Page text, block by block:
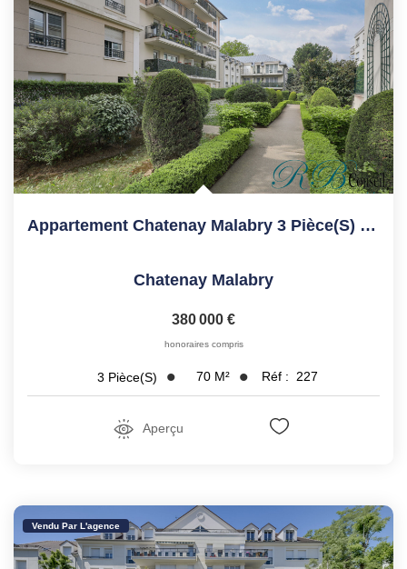
Appartement Chatenay Malabry 3 Pièce(s) 70.1 M2
Chatenay Malabry
380 000 €
honoraires compris
3 Pièce(s) 70 M² Réf : 227
Aperçu
Vendu Par L'agence